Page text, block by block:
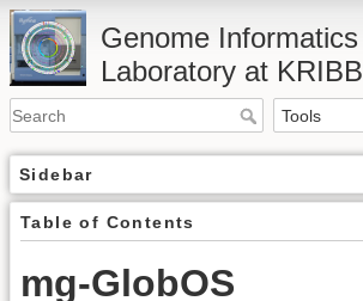
Genome Informatics
Laboratory at KRIBB
Sidebar
Table of Contents
mg-GlobOS